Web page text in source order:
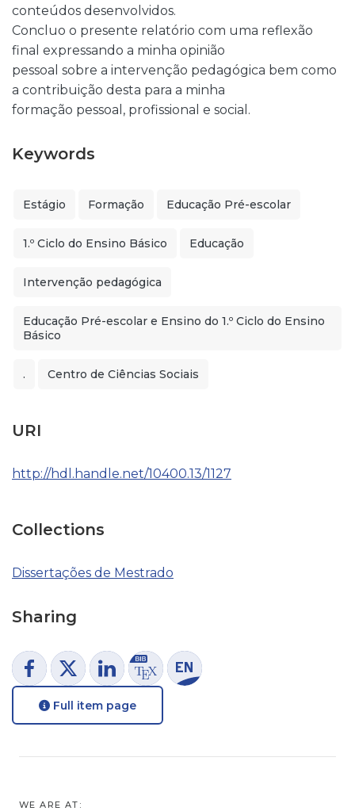
conteúdos desenvolvidos.
Concluo o presente relatório com uma reflexão
final expressando a minha opinião
pessoal sobre a intervenção pedagógica bem como
a contribuição desta para a minha
formação pessoal, profissional e social.
Keywords
Estágio Formação Educação Pré-escolar
1.º Ciclo do Ensino Básico Educação
Intervenção pedagógica
Educação Pré-escolar e Ensino do 1.º Ciclo do Ensino
Básico
. Centro de Ciências Sociais
URI
http://hdl.handle.net/10400.13/1127
Collections
Dissertações de Mestrado
Sharing
Full item page
WE ARE AT: